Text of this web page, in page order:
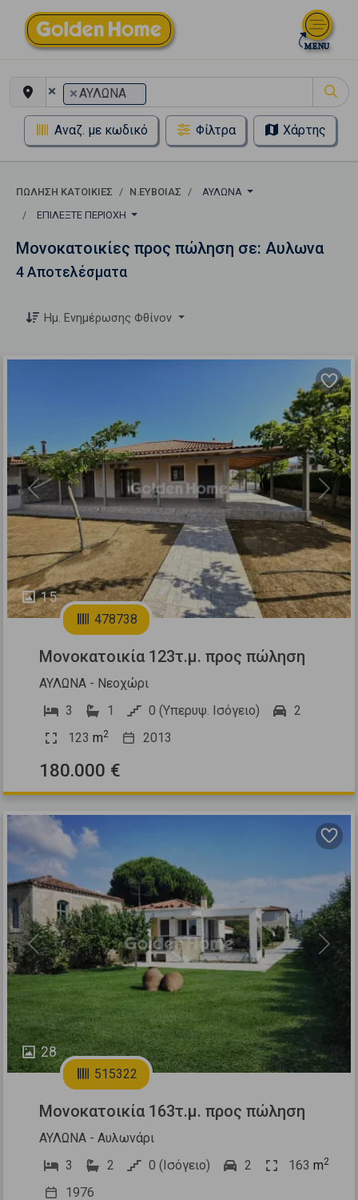
× ×ΑΥΛΩΝΑ
Αναζ. με κωδικό Φίλτρα Χάρτης
ΠΏΛΗΣΗ ΚΑΤΟΙΚΊΕΣ Ν.ΕΥΒΟΙΑΣ
ΑΥΛΩΝΑ
ΕΠΙΛΈΞΤΕ ΠΕΡΙΟΧΉ
Μονοκατοικίες προς πώληση σε: Αυλωνα
4 Αποτελέσματα
Ημ. Ενημέρωσης Φθίνον
15
Previous Next
478738
Μονοκατοικία 123τ.μ. προς πώληση
ΑΥΛΩΝΑ - Νεοχώρι
3
1 0 (Υπερυψ. Ισόγειο)
2
123 m2 2013
180.000 €
28
Previous Next
515322
Μονοκατοικία 163τ.μ. προς πώληση
ΑΥΛΩΝΑ - Αυλωνάρι
3
2 0 (Ισόγειο) 2 163 m2
1976